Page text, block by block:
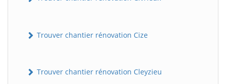
Trouver chantier rénovation Cize
Trouver chantier rénovation Cleyzieu